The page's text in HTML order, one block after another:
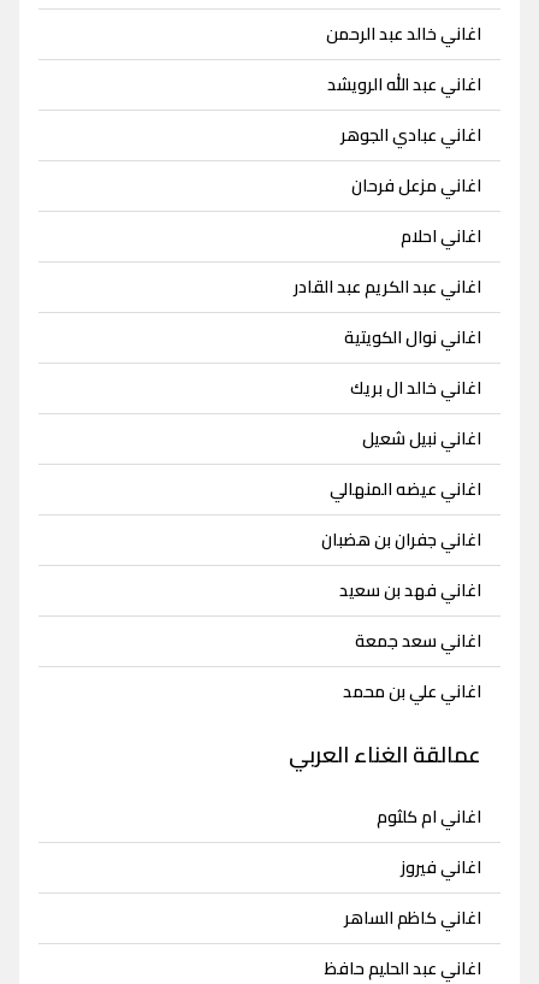
اغاني خالد عبد الرحمن
اغاني عبد الله الرويشد
اغاني عبادي الجوهر
اغاني مزعل فرحان
اغاني احلام
اغاني عبد الكريم عبد القادر
اغاني نوال الكويتية
اغاني خالد ال بريك
اغاني نبيل شعيل
اغاني عيضه المنهالي
اغاني جفران بن هضبان
اغاني فهد بن سعيد
اغاني سعد جمعة
اغاني علي بن محمد
عمالقة الغناء العربي
اغاني ام كلثوم
اغاني فيروز
اغاني كاظم الساهر
اغاني عبد الحليم حافظ